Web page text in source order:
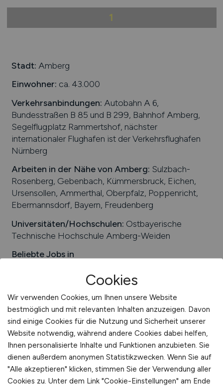
Schweiz
International
1
Stadt: Amberg
Einwohner: ca. 43.000
Verkehrsanbindungen: Autobahn A 6,
Bundesstraßen B 85 und B 299, Bahnhof Amberg,
Segelflugplatz Rammertshof, nächster
internationaler Flughafen ist der Verkehrsflughafen
Nürnberg
Arbeiten in der Nähe von Amberg: Sulzbach-
Rosenberg, Gebenbach, Kümmersbruck, Eichen,
Ursensollen, Ammerthal, Oberpfalz, Poppenricht,
Ebermannsdorf, Bayern, Freudenberg
Universitäten/Hochschulen: Ostbayerische
Technische Hochschule Amberg-Weiden
Beliebte Jobs in
Umwelt- und Energietechnik, Elektroniktechnik,
Metallindustrie, Informationstechnologie
Beliebte Arbeitgeber inAmberg, die attraktive
Jobangebote bieten:D + D Industrieverpackung
GmbH, Grammer AG, Kristall-Glasfabrik Amberg
GmbH, DEPRAG SCHULZ GmbH & Co., Siemens
AG, Lüdecke GmbH, AUTEC Sondermaschinenbau
GmbH, Stadtwerke Amberg, Nak Automation
Cookies
Wir verwenden Cookies, um Ihnen unsere Website
bestmöglich und mit relevanten Inhalten anzuzeigen. Davon
sind einige Cookies für die Nutzung und Sicherheit unserer
Website notwendig, während andere Cookies dabei helfen,
Ihnen personalisierte Inhalte und Funktionen anzubieten. Sie
dienen außerdem anonymen Statistikzwecken. Wenn Sie auf
"Alle akzeptieren" klicken, stimmen Sie der Verwendung aller
Cookies zu. Unter dem Link "Cookie-Einstellungen" am Ende